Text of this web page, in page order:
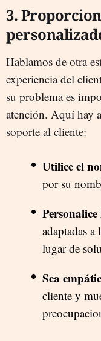
3.
Hablamos de otra
experiencia del
su problema es
atención. Aquí hay
soporte al cliente:
Utilice el
por su
adaptadas
lugar de
Sea
cliente y